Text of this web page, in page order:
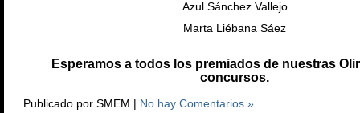
Azul Sánchez Vallejo
Marta Liébana Sáez
Esperamos a todos los premiados de nuestras
concursos.
Publicado por SMEM | No hay Comentarios »